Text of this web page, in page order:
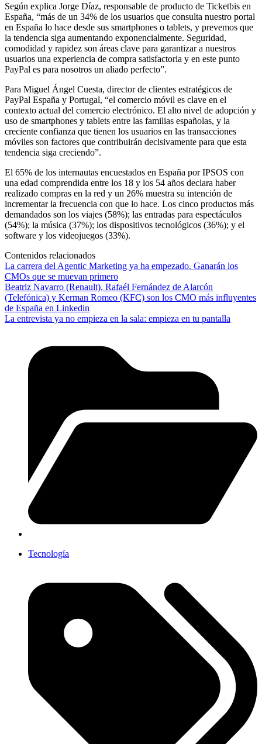
Según explica Jorge Díaz, responsable de producto de Ticketbis en
España, “más de un 34% de los usuarios que consulta nuestro portal
en España lo hace desde sus smartphones o tablets, y prevemos que
la tendencia siga aumentando exponencialmente. Seguridad,
comodidad y rapidez son áreas clave para garantizar a nuestros
usuarios una experiencia de compra satisfactoria y en este punto
PayPal es para nosotros un aliado perfecto”.
Para Miguel Ángel Cuesta, director de clientes estratégicos de
PayPal España y Portugal, “el comercio móvil es clave en el
contexto actual del comercio electrónico. El alto nivel de adopción y
uso de smartphones y tablets entre las familias españolas, y la
creciente confianza que tienen los usuarios en las transacciones
móviles son factores que contribuirán decisivamente para que esta
tendencia siga creciendo”.
El 65% de los internautas encuestados en España por IPSOS con
una edad comprendida entre los 18 y los 54 años declara haber
realizado compras en la red y un 26% muestra su intención de
incrementar la frecuencia con que lo hace. Los cinco productos más
demandados son los viajes (58%); las entradas para espectáculos
(54%); la música (37%); los dispositivos tecnológicos (36%); y el
software y los videojuegos (33%).
Contenidos relacionados
La carrera del Agentic Marketing ya ha empezado. Ganarán los
CMOs que se muevan primero
Beatriz Navarro (Renault), Rafaél Fernández de Alarcón
(Telefónica) y Kerman Romeo (KFC) son los CMO más influyentes
de España en Linkedin
La entrevista ya no empieza en la sala: empieza en tu pantalla
Tecnología